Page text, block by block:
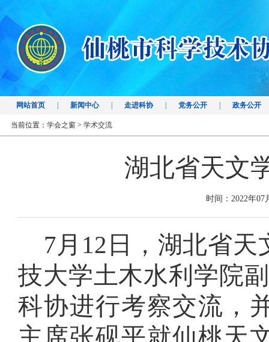
网站首页 新闻中心 走进科协 党务公开 政务公开
当前位置： 学会之窗 > 学术交流
湖北省天文
时间：2022年07
7月 12 日， 湖北省天
技大学土木水利学院
科协进行考察交流，